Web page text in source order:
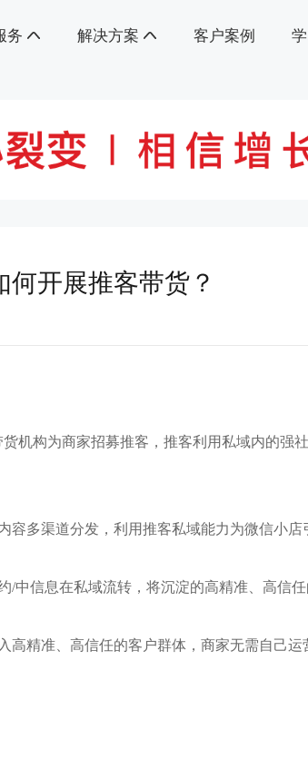
务 解决方案 客户案例
开展推客带货？
机构为商家招募推客，推客利用私域内的强
多渠道分发，利用推客私域能力为微信小店
信息在私域流转，将沉淀的高精准、高信任
精准、高信任的客户群体，商家无需自己运